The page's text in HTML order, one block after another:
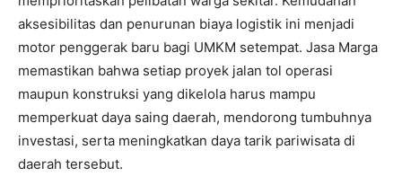
aksesibilitas dan penurunan biaya logistik ini menjadi
motor penggerak baru bagi UMKM setempat. Jasa Marga
memastikan bahwa setiap proyek jalan tol operasi
maupun konstruksi yang dikelola harus mampu
memperkuat daya saing daerah, mendorong tumbuhnya
investasi, serta meningkatkan daya tarik pariwisata di
daerah tersebut.